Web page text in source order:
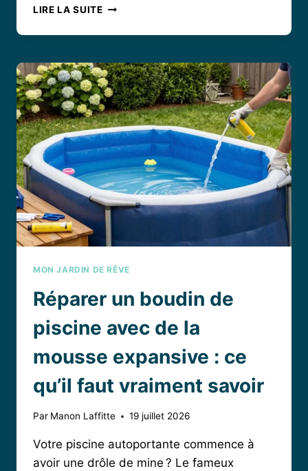
LIRE LA SUITEPAS
TRACE
CHLORE
SUR
BANDELETTE
:
QUE
FAIRE
QUAND
LE
TEST
PISCINE
RESTE
BLANC ?
MON JARDIN DE RÊVE
Réparer un boudin de
piscine avec de la
mousse expansive : ce
qu’il faut vraiment savoir
Par Manon Laffitte 19 juillet 2026
Votre piscine autoportante commence à
avoir une drôle de mine ? Le fameux